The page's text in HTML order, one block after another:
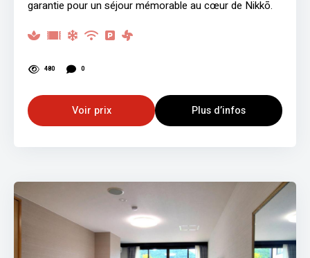
garantie pour un séjour mémorable au cœur de Nikkō.
480 0
Voir prix Plus d’infos